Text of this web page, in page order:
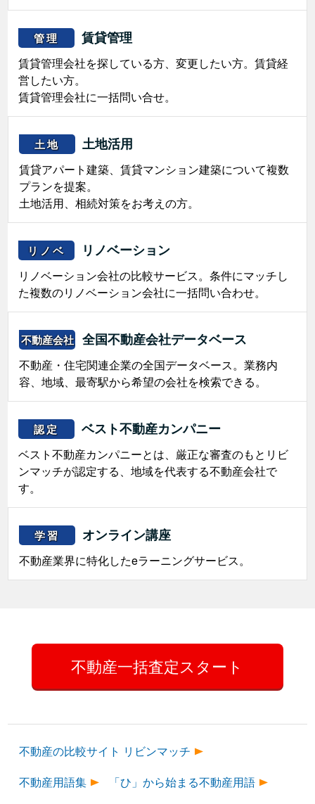
管理 賃貸管理
賃貸管理会社を探している方、変更したい方。賃貸経
営したい方。
賃貸管理会社に一括問い合せ。
土地 土地活用
賃貸アパート建築、賃貸マンション建築について複数
プランを提案。
土地活用、相続対策をお考えの方。
リノベ リノベーション
リノベーション会社の比較サービス。条件にマッチし
た複数のリノベーション会社に一括問い合わせ。
不動産会社 全国不動産会社データベース
不動産・住宅関連企業の全国データベース。業務内
容、地域、最寄駅から希望の会社を検索できる。
認定 ベスト不動産カンパニー
ベスト不動産カンパニーとは、厳正な審査のもとリビ
ンマッチが認定する、地域を代表する不動産会社で
す。
学習 オンライン講座
不動産業界に特化したeラーニングサービス。
不動産一括査定スタート
不動産の比較サイト リビンマッチ
不動産用語集
「ひ」から始まる不動産用語